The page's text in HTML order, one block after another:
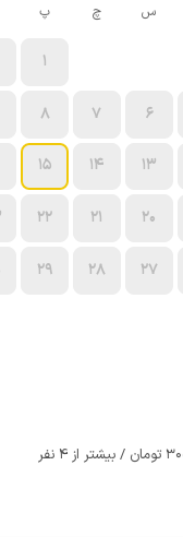
س چ پ
1
6
7
8
13
14
15
20
21
22
27
28
29